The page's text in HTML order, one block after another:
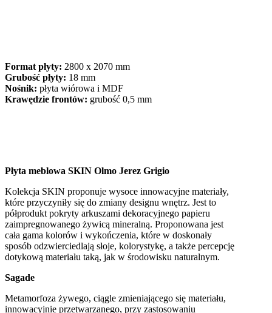
Format płyty: 2800 x 2070 mm
Grubość płyty: 18 mm
Nośnik: płyta wiórowa i MDF
Krawędzie frontów: grubość 0,5 mm
Płyta meblowa SKIN Olmo Jerez Grigio
Kolekcja SKIN proponuje wysoce innowacyjne materiały,
które przyczyniły się do zmiany designu wnętrz. Jest to
półprodukt pokryty arkuszami dekoracyjnego papieru
zaimpregnowanego żywicą mineralną. Proponowana jest
cała gama kolorów i wykończenia, które w doskonały
sposób odzwierciedlają słoje, kolorystykę, a także percepcję
dotykową materiału taką, jak w środowisku naturalnym.
Sagade
Metamorfoza żywego, ciągle zmieniającego się materiału,
innowacyjnie przetwarzanego, przy zastosowaniu